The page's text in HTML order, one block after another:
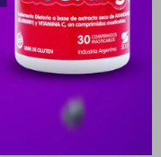
al día,
abundante agua,
y advertencias: No
uso en menores de
profesional.
médicas específicas
del alcance de los